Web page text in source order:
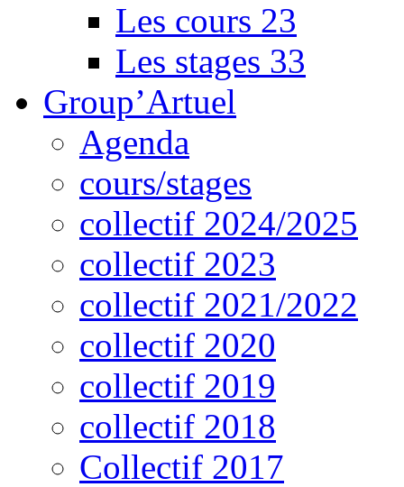
Les cours 23
Les stages 33
Group’Artuel
Agenda
cours/stages
collectif 2024/2025
collectif 2023
collectif 2021/2022
collectif 2020
collectif 2019
collectif 2018
Collectif 2017